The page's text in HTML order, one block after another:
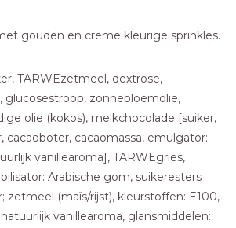
gouden en creme kleurige sprinkles.
TARWEzetmeel, dextrose,
glucosestroop, zonnebloemolie,
olie (kokos), melkchocolade [suiker,
cacaoboter, cacaomassa, emulgator:
vanillearoma], TARWEgries,
Arabische gom, suikeresters
zetmeel (maïs/rijst), kleurstoffen: E100,
natuurlijk vanillearoma, glansmiddelen: